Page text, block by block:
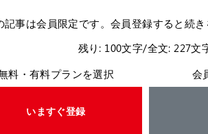
記事は会員限定です。会員登録すると続き
残り: 100文字/全文: 227文
料・有料プランを選択
いますぐ登録
会